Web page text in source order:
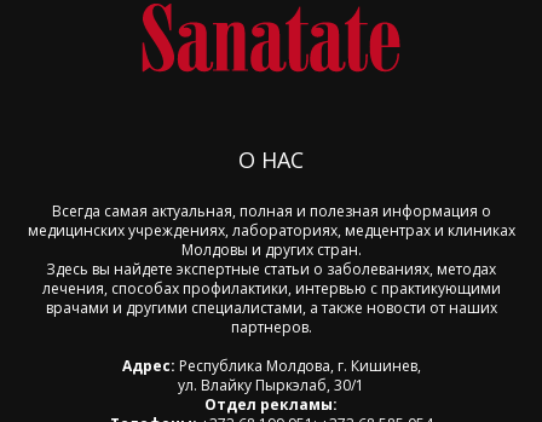
О НАС
Всегда самая актуальная, полная и полезная информация о
медицинских учреждениях, лабораториях, медцентрах и клиниках
Молдовы и других стран.
Здесь вы найдете экспертные статьи о заболеваниях, методах
лечения, способах профилактики, интервью с практикующими
врачами и другими специалистами, а также новости от наших
партнеров.
Адрес: Республика Молдова, г. Кишинев,
ул. Влайку Пыркэлаб, 30/1
Отдел рекламы: